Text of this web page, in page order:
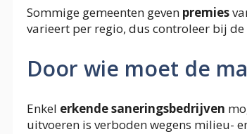
Sommige gemeenten geven premies
varieert per regio, dus controleer bij
Door wie moet de
Enkel erkende saneringsbedrijven
uitvoeren is verboden wegens milieu-